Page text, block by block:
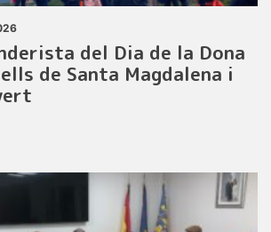
del Dia de la Dona
de Santa Magdalena i